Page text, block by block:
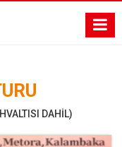
DAHİL)